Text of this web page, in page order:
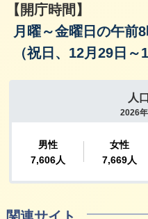
【開庁時間】
月曜～金曜日の午前
（祝日、12月29日～